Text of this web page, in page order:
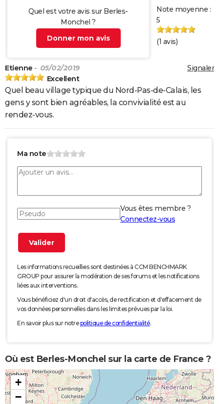
Quel est votre avis sur Berles-
Monchel ?
Donner mon avis
Note moyenne :
5
(1 avis)
Signaler
Etienne - 05/02/2019
Excellent
Quel beau village typique du Nord-Pas-de-Calais, les
gens y sont bien agréables, la convivialité est au
rendez-vous.
Ma note
Vous êtes membre ?
Connectez-vous
Les informations recueillies sont destinées à CCM BENCHMARK
GROUP pour assurer la modération de ses forums et les notifications
liées aux interventions.
Vous bénéficiez d'un droit d'accès, de rectification et d'effacement de
vos données personnelles dans les limites prévues par la loi.
En savoir plus sur notrepolitique de confidentialité.
Où est Berles-Monchel sur la carte de France ?
+
−